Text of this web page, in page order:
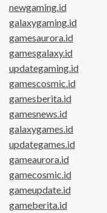
newgaming.id
galaxygaming.id
gamesaurora.id
gamesgalaxy.id
updategaming.id
gamescosmic.id
gamesberita.id
gamesnews.id
galaxygames.id
updategames.id
gameaurora.id
gamecosmic.id
gameupdate.id
gameberita.id